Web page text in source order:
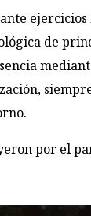
de
por el